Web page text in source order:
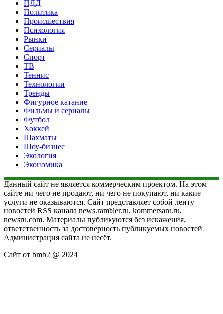
ПДД
Политика
Происшествия
Психология
Рынки
Сериалы
Спорт
ТВ
Теннис
Технологии
Тренды
Фигурное катание
Фильмы и сериалы
Футбол
Хоккей
Шахматы
Шоу-бизнес
Экология
Экономика
Данный сайт не является коммерческим проектом. На этом
сайте ни чего не продают, ни чего не покупают, ни какие
услуги не оказываются. Сайт представляет собой ленту
новостей RSS канала news.rambler.ru, kommersant.ru,
newsru.com. Материалы публикуются без искажения,
ответственность за достоверность публикуемых новостей
Администрация сайта не несёт.
Сайт от bmb2 @ 2024